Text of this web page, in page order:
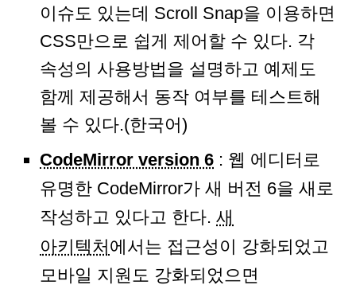
이슈도 있는데 Scroll Snap을 이용하면
CSS만으로 쉽게 제어할 수 있다. 각
속성의 사용방법을 설명하고 예제도
함께 제공해서 동작 여부를 테스트해
볼 수 있다.(한국어)
CodeMirror version 6 : 웹 에디터로
유명한 CodeMirror가 새 버전 6을 새로
작성하고 있다고 한다. 새
아키텍처에서는 접근성이 강화되었고
모바일 지원도 강화되었으면